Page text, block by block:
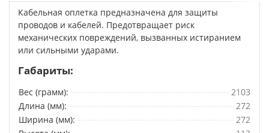
Кабельная оплетка предназначена для защиты
проводов и кабелей. Предотвращает риск
механических повреждений, вызванных истиранием
или сильными ударами.
Габариты:
Вес (грамм):
2103
Длина (мм):
272
Ширина (мм):
272